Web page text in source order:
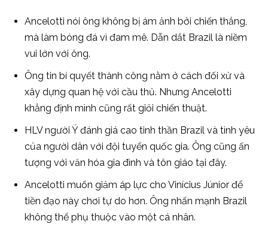
Ancelotti nói ông không bị ám ảnh bởi chiến thắng,
mà làm bóng đá vì đam mê. Dẫn dắt Brazil là niềm
vui lớn với ông.
Ông tin bí quyết thành công nằm ở cách đối xử và
xây dựng quan hệ với cầu thủ. Nhưng Ancelotti
khẳng định mình cũng rất giỏi chiến thuật.
HLV người Ý đánh giá cao tinh thần Brazil và tình yêu
của người dân với đội tuyển quốc gia. Ông cũng ấn
tượng với văn hóa gia đình và tôn giáo tại đây.
Ancelotti muốn giảm áp lực cho Vinícius Júnior để
tiền đạo này chơi tự do hơn. Ông nhấn mạnh Brazil
không thể phụ thuộc vào một cá nhân.